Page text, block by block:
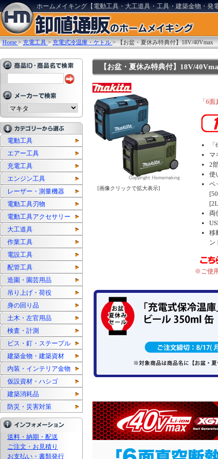
ホームメイキング【電動工具・大工道具・工具・建築金物・発
Home >充電工具 >充電式冷温庫・ケトル >【お盆・夏休み特典付】18V/
電動工具
エアー工具
充電工具
エンジン工具
レーザー・測量機器
電動工具刃物
電動工具アクセサリー
大工道具
作業工具
電設工具
配管工具
造園・園芸用品
吊り上げ・荷役
身の回り品
土木・左官用品
検査・計測
ビス・釘・ステープル
建築金物・建築資材
内装・インテリア金物
仮設資材・ハシゴ
建築消耗品
防災・災害対策
送料・納期・配送
ご注文・お見積り
お支払い・書類発行
【お盆・夏休み特典付】18V/
[画像クリックで拡大表示]
「6
マ
2
使
ペ
両
移
ン
※ご使